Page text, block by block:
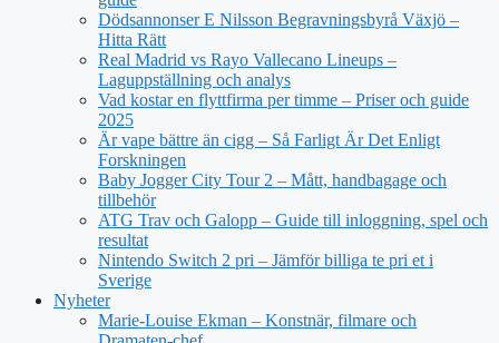
Dödsannonser E Nilsson Begravningsbyrå Växjö –
Hitta Rätt
Real Madrid vs Rayo Vallecano Lineups –
Laguppställning och analys
Vad kostar en flyttfirma per timme – Priser och guide
2025
Är vape bättre än cigg – Så Farligt Är Det Enligt
Forskningen
Baby Jogger City Tour 2 – Mått, handbagage och
tillbehör
ATG Trav och Galopp – Guide till inloggning, spel och
resultat
Nintendo Switch 2 pri – Jämför billiga te pri et i
Sverige
Nyheter
Marie-Louise Ekman – Konstnär, filmare och